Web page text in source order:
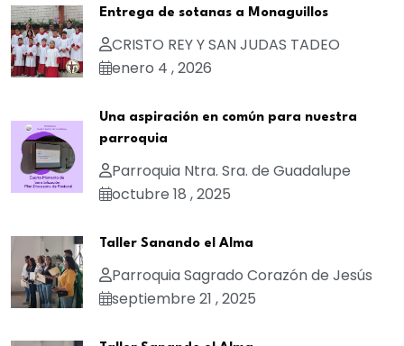
Entrega de sotanas a Monaguillos
CRISTO REY Y SAN JUDAS TADEO
enero 4 , 2026
Una aspiración en común para nuestra
parroquia
Parroquia Ntra. Sra. de Guadalupe
octubre 18 , 2025
Taller Sanando el Alma
Parroquia Sagrado Corazón de Jesús
septiembre 21 , 2025